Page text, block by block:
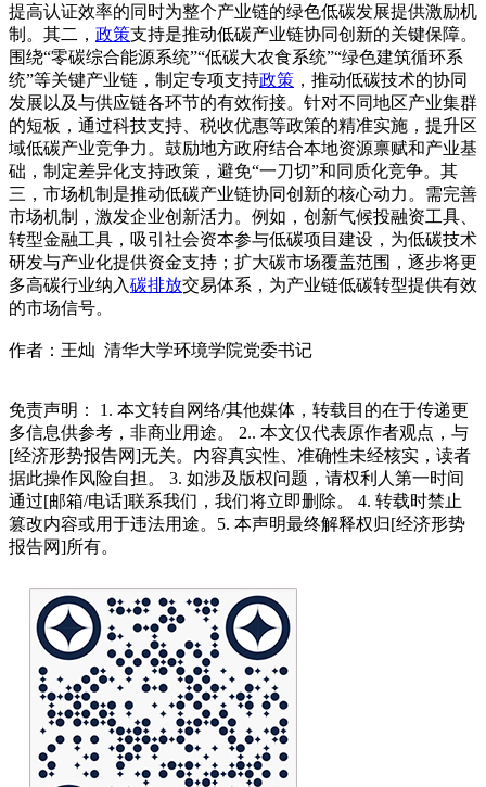
提高认证效率的同时为整个产业链的绿色低碳发展提供激励机
制。其二， 政策支持是推动低碳产业链协同创新的关键保障。
围绕“零碳综合能源系统”“低碳大农食系统”“绿色建筑循环系
统”等关键产业链，制定专项支持政策 ，推动低碳技术的协同
发展以及与供应链各环节的有效衔接。针对不同地区产业集群
的短板，通过科技支持、税收优惠等政策的精准实施，提升区
域低碳产业竞争力。鼓励地方政府结合本地资源禀赋和产业基
础，制定差异化支持政策，避免“一刀切”和同质化竞争。其
三，市场机制是推动低碳产业链协同创新的核心动力。需完善
市场机制，激发企业创新活力。例如，创新气候投融资工具、
转型金融工具，吸引社会资本参与低碳项目建设，为低碳技术
研发与产业化提供资金支持；扩大碳市场覆盖范围，逐步将更
多高碳行业纳入碳排放交易体系，为产业链低碳转型提供有效
的市场信号。
作者：王灿 清华大学环境学院党委书记
免责声明： 1. 本文转自网络/其他媒体，转载目的在于传递更
多信息供参考，非商业用途。 2.. 本文仅代表原作者观点，与
[经济形势报告网]无关。内容真实性、准确性未经核实，读者
据此操作风险自担。 3. 如涉及版权问题，请权利人第一时间
通过[邮箱/电话]联系我们，我们将立即删除。 4. 转载时禁止
篡改内容或用于违法用途。5. 本声明最终解释权归[经济形势
报告网]所有。